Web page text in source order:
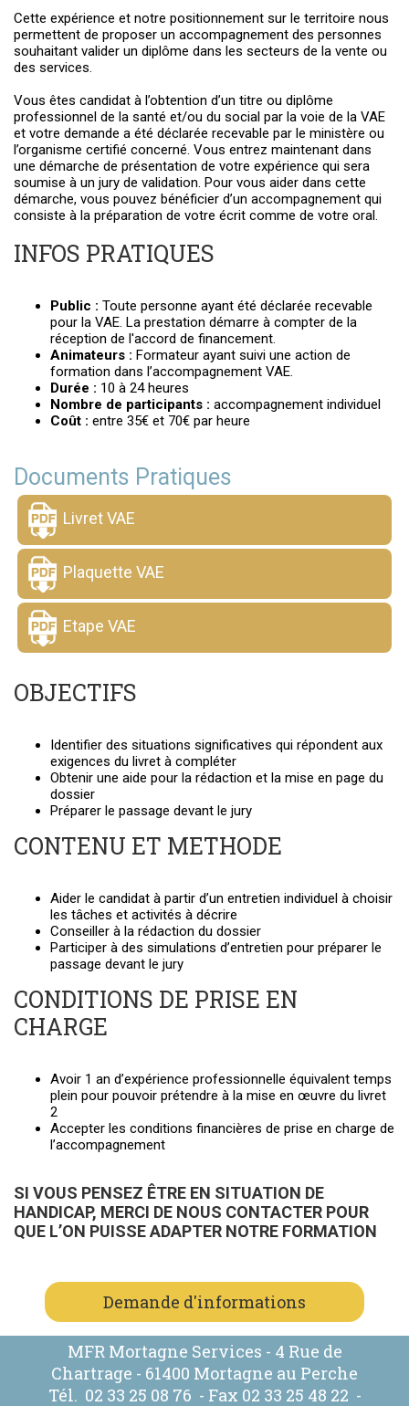
Cette expérience et notre positionnement sur le territoire nous
permettent de proposer un accompagnement des personnes
souhaitant valider un diplôme dans les secteurs de la vente ou
des services.
Vous êtes candidat à l’obtention d’un titre ou diplôme
professionnel de la santé et/ou du social par la voie de la VAE
et votre demande a été déclarée recevable par le ministère ou
l’organisme certifié concerné. Vous entrez maintenant dans
une démarche de présentation de votre expérience qui sera
soumise à un jury de validation. Pour vous aider dans cette
démarche, vous pouvez bénéficier d’un accompagnement qui
consiste à la préparation de votre écrit comme de votre oral.
INFOS PRATIQUES
Public : Toute personne ayant été déclarée recevable
pour la VAE. La prestation démarre à compter de la
réception de l'accord de financement.
Animateurs : Formateur ayant suivi une action de
formation dans l’accompagnement VAE.
Durée : 10 à 24 heures
Nombre de participants : accompagnement individuel
Coût : entre 35€ et 70€ par heure
Documents Pratiques
Livret VAE
Plaquette VAE
Etape VAE
OBJECTIFS
Identifier des situations significatives qui répondent aux
exigences du livret à compléter
Obtenir une aide pour la rédaction et la mise en page du
dossier
Préparer le passage devant le jury
CONTENU ET METHODE
Aider le candidat à partir d’un entretien individuel à choisir
les tâches et activités à décrire
Conseiller à la rédaction du dossier
Participer à des simulations d’entretien pour préparer le
passage devant le jury
CONDITIONS DE PRISE EN
CHARGE
Avoir 1 an d’expérience professionnelle équivalent temps
plein pour pouvoir prétendre à la mise en œuvre du livret
2
Accepter les conditions financières de prise en charge de
l’accompagnement
SI VOUS PENSEZ ÊTRE EN SITUATION DE
HANDICAP, MERCI DE NOUS CONTACTER POUR
QUE L’ON PUISSE ADAPTER NOTRE FORMATION
Demande d'informations
MFR Mortagne Services - 4 Rue de
Chartrage - 61400 Mortagne au Perche
Tél. 02 33 25 08 76 - Fax 02 33 25 48 22 -